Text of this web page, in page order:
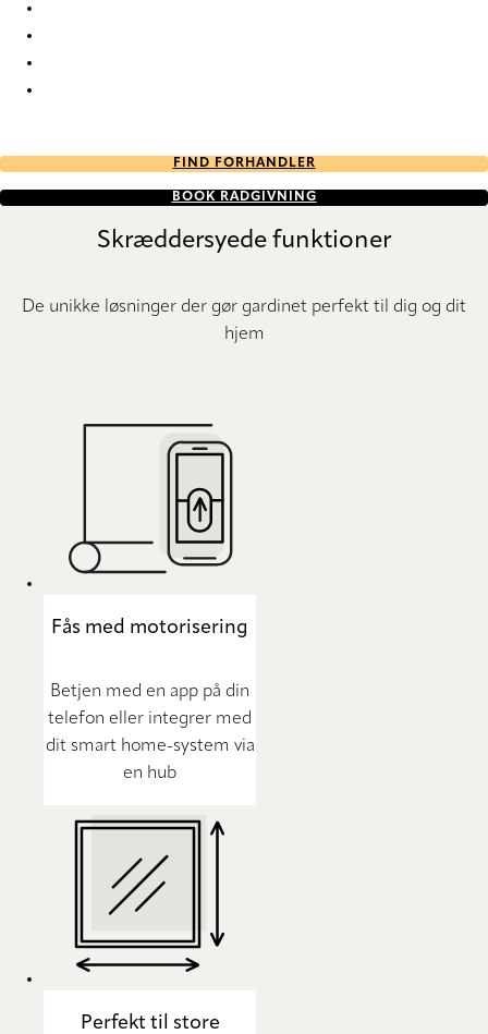
FIND FORHANDLER
BOOK RÅDGIVNING
Skræddersyede funktioner
De unikke løsninger der gør gardinet perfekt til dig og dit
hjem
Fås med motorisering
Betjen med en app på din
telefon eller integrer med
dit smart home-system via
en hub
Perfekt til store